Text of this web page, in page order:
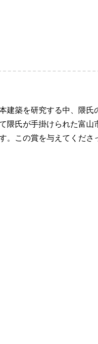
築を研究する中、隈氏
隈氏が手掛けられた富山
。この賞を与えてくださ